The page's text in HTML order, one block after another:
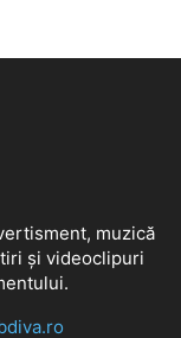
muzică
și videoclipuri